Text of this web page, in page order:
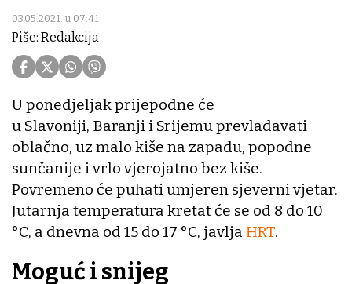
03.05.2021. u 07:41
Piše: Redakcija
U ponedjeljak prijepodne će
u Slavoniji, Baranji i Srijemu prevladavati
oblačno, uz malo kiše na zapadu, popodne
sunčanije i vrlo vjerojatno bez kiše.
Povremeno će puhati umjeren sjeverni vjetar.
Jutarnja temperatura kretat će se od 8 do 10
°C, a dnevna od 15 do 17 °C, javlja HRT.
Moguć i snijeg